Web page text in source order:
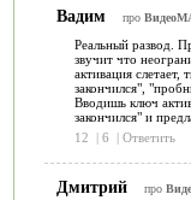
Вадим про
Реальный развод.
звучит что
активация слетает,
закончился",
Вводишь ключ
закончился" и
12
| 6 | Ответить
Дмитрий про